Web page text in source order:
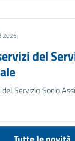
2026
del
Servizio Socio